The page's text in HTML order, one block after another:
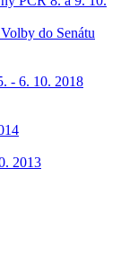
do Senátu
- 6. 10. 2018
2013